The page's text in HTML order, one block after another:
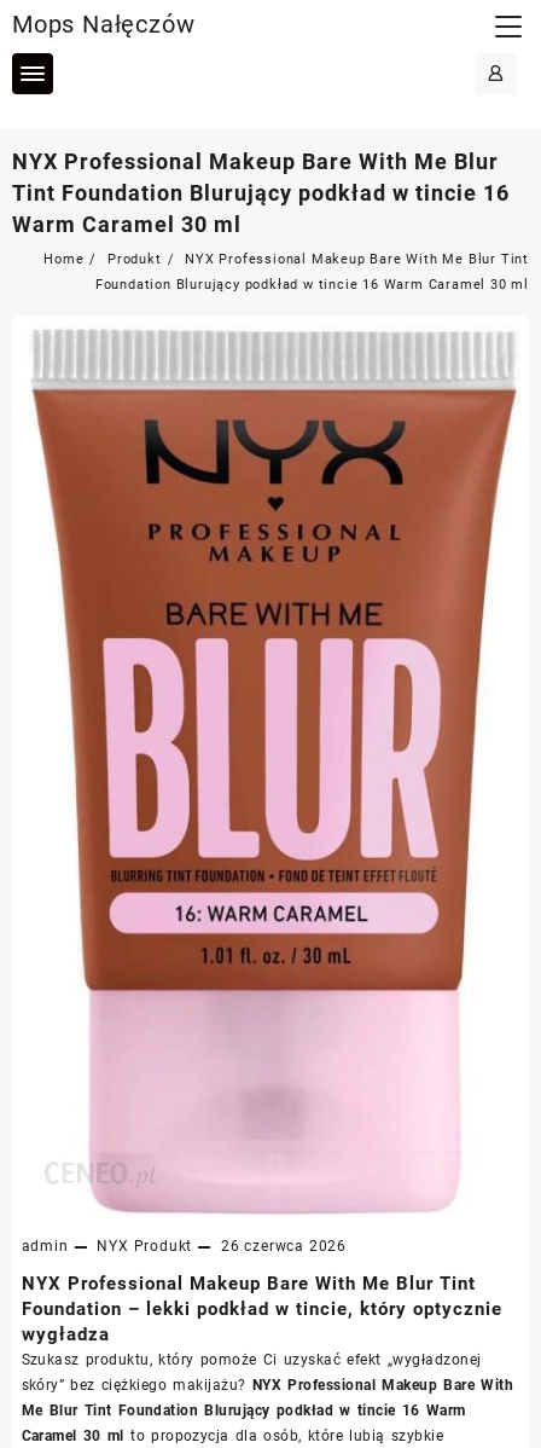
to
content
Mops Nałęczów
NYX Professional Makeup Bare With Me Blur
Tint Foundation Blurujący podkład w tincie 16
Warm Caramel 30 ml
Home Produkt
NYX Professional Makeup Bare With Me Blur Tint
Foundation Blurujący podkład w tincie 16 Warm Caramel 30 ml
admin NYX Produkt 26 czerwca 2026
NYX Professional Makeup Bare With Me Blur Tint
Foundation – lekki podkład w tincie, który optycznie
wygładza
Szukasz produktu, który pomoże Ci uzyskać efekt „wygładzonej
skóry” bez ciężkiego makijażu? NYX Professional Makeup Bare With
Me Blur Tint Foundation Blurujący podkład w tincie 16 Warm
Caramel 30 ml
to propozycja dla osób, które lubią szybkie